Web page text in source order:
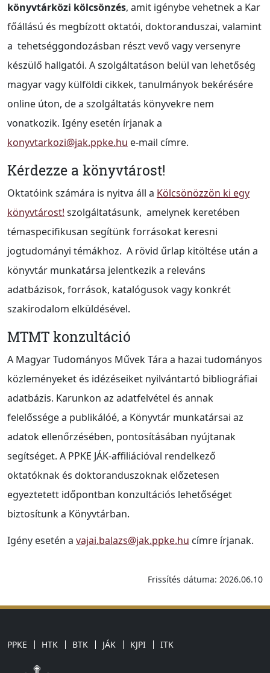
könyvtárközi kölcsönzés, amit igénybe vehetnek a Kar
főállású és megbízott oktatói, doktoranduszai, valamint
a tehetséggondozásban részt vevő vagy versenyre
készülő hallgatói. A szolgáltatáson belül van lehetőség
magyar vagy külföldi cikkek, tanulmányok bekérésére
online úton, de a szolgáltatás könyvekre nem
vonatkozik. Igény esetén írjanak a
konyvtarkozi@jak.ppke.hu e-mail címre.
Kérdezze a könyvtárost!
Oktatóink számára is nyitva áll a Kölcsönözzön ki egy
könyvtárost! szolgáltatásunk, amelynek keretében
témaspecifikusan segítünk forrásokat keresni
jogtudományi témákhoz. A rövid űrlap kitöltése után a
könyvtár munkatársa jelentkezik a releváns
adatbázisok, források, katalógusok vagy konkrét
szakirodalom elküldésével.
MTMT konzultáció
A Magyar Tudományos Művek Tára a hazai tudományos
közleményeket és idézéseiket nyilvántartó bibliográfiai
adatbázis. Karunkon az adatfelvétel és annak
felelőssége a publikálóé, a Könyvtár munkatársai az
adatok ellenőrzésében, pontosításában nyújtanak
segítséget. A PPKE JÁK-affiliációval rendelkező
oktatóknak és doktoranduszoknak előzetesen
egyeztetett időpontban konzultációs lehetőséget
biztosítunk a Könyvtárban.
Igény esetén a vajai.balazs@jak.ppke.hu címre írjanak.
Frissítés dátuma: 2026.06.10
PPKE HTK BTK JÁK KJPI ITK